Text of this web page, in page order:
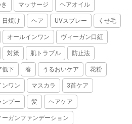
マッサージ ヘアオイル
日焼け ヘア UVスプレー くせ毛
オールインワン ヴィーガン口紅
対策 肌トラブル 防止法
低下 春 うるおいケア 花粉
ンワン マスカラ 3首ケア
ンプー 髪 ヘアケア
ーガンファンデーション